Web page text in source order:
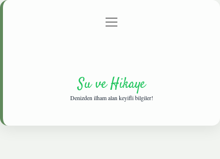
Gizlilik Politikası
menüyü
Su ve Hikaye
Denizden ilham alan keyifli bilgiler!